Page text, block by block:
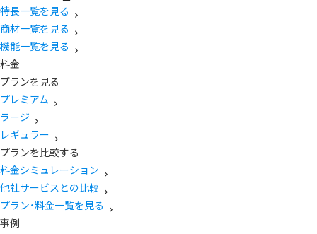
特長一覧を見る
商材一覧を見る
機能一覧を見る
料金
プランを見る
プレミアム
ラージ
レギュラー
プランを比較する
料金シミュレーション
他社サービスとの比較
プラン・料金一覧を見る
事例